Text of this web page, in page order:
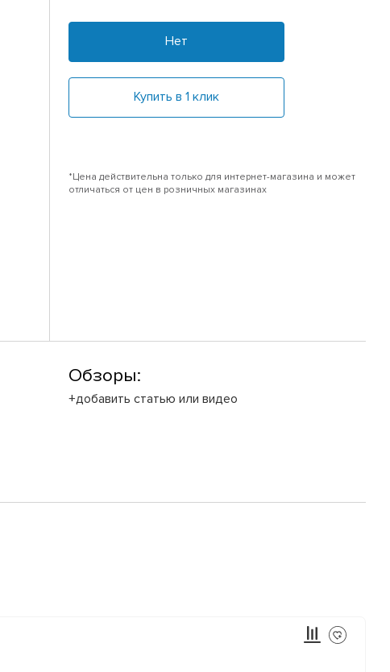
Нет
Купить в 1 клик
*Цена действительна только для интернет-магазина и может
отличаться от цен в розничных магазинах
Обзоры:
+добавить статью или видео